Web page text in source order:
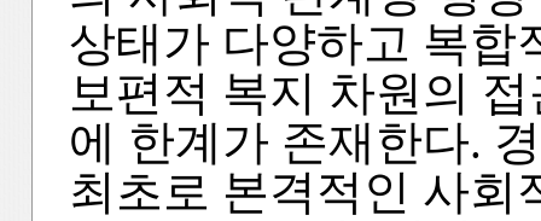
상태가 다양하고 복합
보편적 복지 차원의
에 한계가 존재한다.
최초로 본격적인 사회